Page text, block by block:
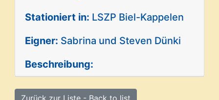
Stationiert in: LSZP Biel-Kappelen
Eigner: Sabrina und Steven Dünki
Beschreibung:
Zurück zur Liste - Back to list